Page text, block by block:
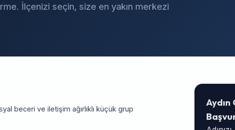
İlçenizi seçin, size en yakın merkezi
beceri ve iletişim ağırlıklı küçük grup